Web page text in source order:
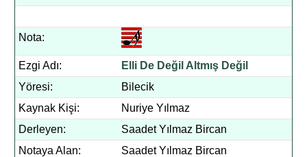
Nota:
Ezgi Adı:
Elli De Değil Altmış Değil
Yöresi:
Bilecik
Kaynak Kişi:
Nuriye Yılmaz
Derleyen:
Saadet Yılmaz Bircan
Notaya Alan:
Saadet Yılmaz Bircan